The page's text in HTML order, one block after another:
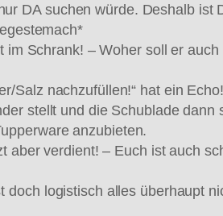
DA suchen würde. Deshalb ist
Schrank! – Woher soll er
Salz nachzufüllen!“ hat ein
stellt und die Schublade
anzubieten.
verdient! – Euch ist auch
logistisch alles überhaupt